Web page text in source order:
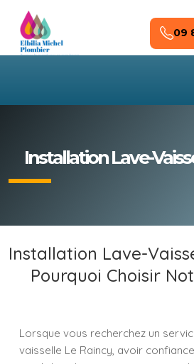
Skip to main content
09
Installation Lave-
Installation Lave-
Pourquoi Choisir
Lorsque vous recherchez un
vaisselle Le Raincy, avoir